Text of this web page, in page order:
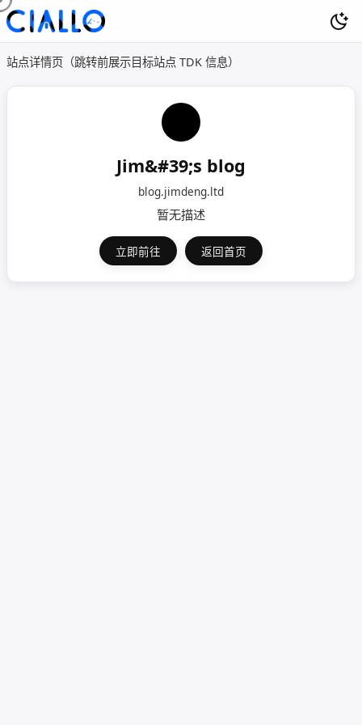
站点详情页（跳转前展示目标站点 TDK 信息）
Jim&#39;s blog
blog.jimdeng.ltd
暂无描述
立即前往 返回首页